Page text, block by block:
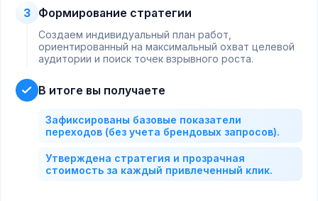
3 Формирование стратегии
Создаем индивидуальный план работ,
ориентированный на максимальный охват целевой
аудитории и поиск точек взрывного роста.
В итоге вы получаете
Зафиксированы базовые показатели
переходов (без учета брендовых запросов).
Утверждена стратегия и прозрачная
стоимость за каждый привлеченный клик.